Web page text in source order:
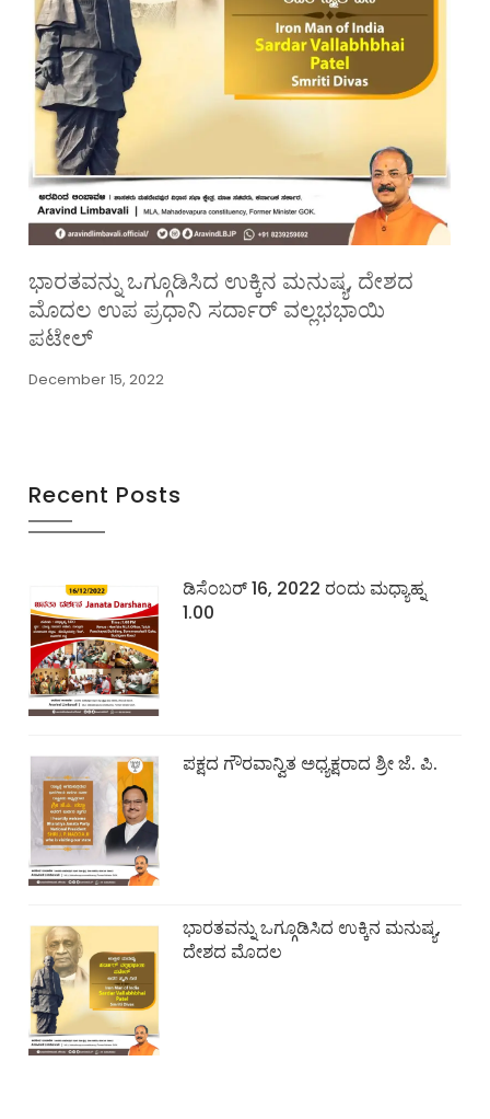
ಭಾರತವನ್ನು ಒಗ್ಗೂಡಿಸಿದ ಉಕ್ಕಿನ ಮನುಷ್ಯ, ದೇಶದ
ಮೊದಲ ಉಪ ಪ್ರಧಾನಿ ಸರ್ದಾರ್ ವಲ್ಲಭಭಾಯಿ
ಪಟೇಲ್
December 15, 2022
Recent Posts
ಡಿಸೆಂಬರ್ 16, 2022 ರಂದು ಮಧ್ಯಾಹ್ನ
1.00
ಪಕ್ಷದ ಗೌರವಾನ್ವಿತ ಅಧ್ಯಕ್ಷರಾದ ಶ್ರೀ ಜೆ. ಪಿ.
ಭಾರತವನ್ನು ಒಗ್ಗೂಡಿಸಿದ ಉಕ್ಕಿನ ಮನುಷ್ಯ,
ದೇಶದ ಮೊದಲ